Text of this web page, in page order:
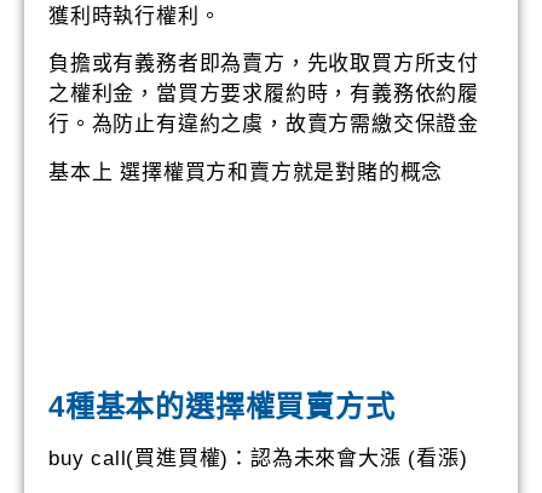
獲利時執行權利。
負擔或有義務者即為賣方，先收取買方所支付
之權利金，當買方要求履約時，有義務依約履
行。為防止有違約之虞，故賣方需繳交保證金
基本上 選擇權買方和賣方就是對賭的概念
4種基本的選擇權買賣方式
buy call(買進買權)：認為未來會大漲 (看漲)